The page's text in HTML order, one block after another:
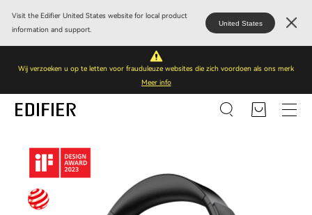
Visit the Edifier United States website for local product
information and support.
United States
Wij verzoeken u op te letten voor frauduleuze websites die zich voordoen als ons merk
Meer info